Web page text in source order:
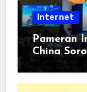
Internet
Pameran
China